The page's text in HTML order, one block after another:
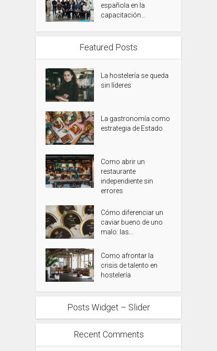
española en la
capacitación...
Featured Posts
La hostelería se queda
sin líderes
La gastronomía como
estrategia de Estado
Como abrir un
restaurante
independiente sin
errores
Cómo diferenciar un
caviar bueno de uno
malo: las...
Como afrontar la
crisis de talento en
hostelería
Posts Widget – Slider
Recent Comments